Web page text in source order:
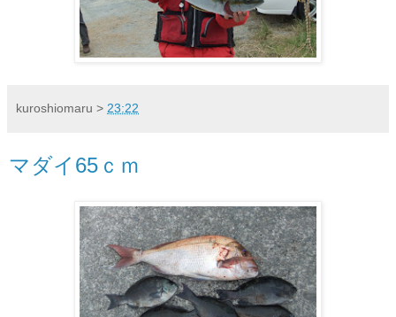
kuroshiomaru > 23:22
マダイ65ｃｍ